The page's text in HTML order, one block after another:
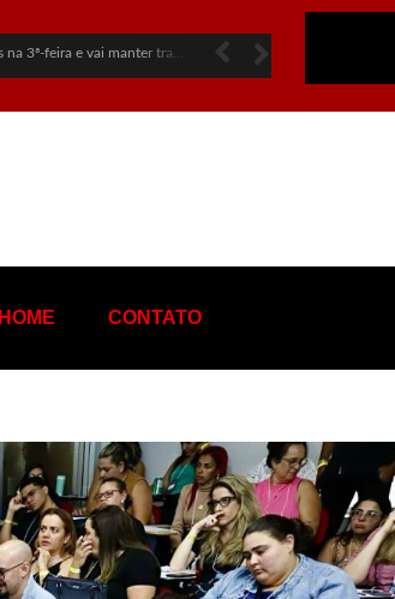
Mãe revela últimas palavras de jovem morta em chacina: “Me perdoa, te amo”
HOME CONTATO